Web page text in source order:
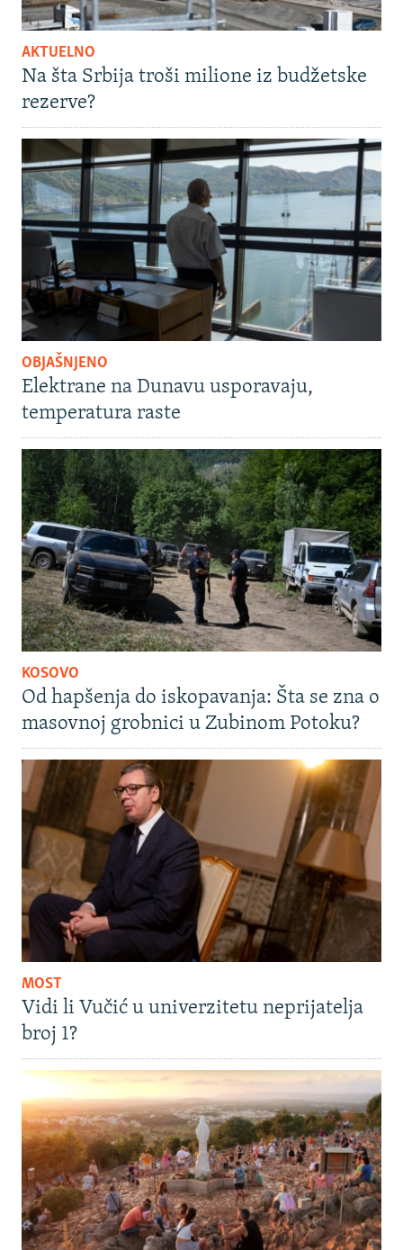
AKTUELNO
Na šta Srbija troši milione iz budžetske
rezerve?
OBJAŠNJENO
Elektrane na Dunavu usporavaju,
temperatura raste
KOSOVO
Od hapšenja do iskopavanja: Šta se zna o
masovnoj grobnici u Zubinom Potoku?
MOST
Vidi li Vučić u univerzitetu neprijatelja
broj 1?